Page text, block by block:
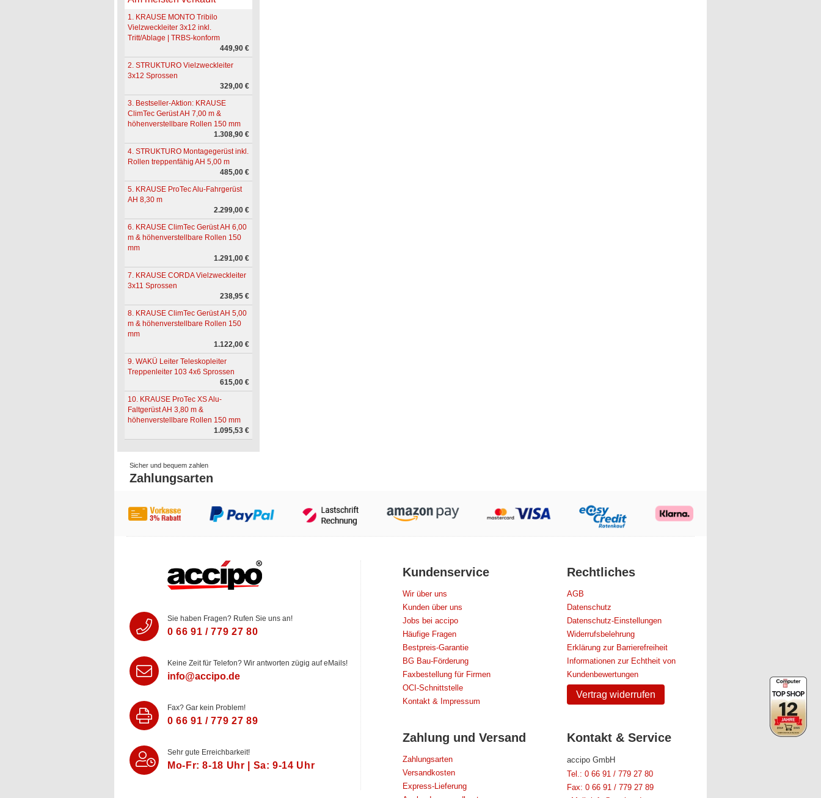
1. KRAUSE MONTO Tribilo
Vielzweckleiter 3x12 inkl.
Tritt/Ablage | TRBS-konform
449,90 €
2. STRUKTURO Vielzweckleiter
3x12 Sprossen
329,00 €
3. Bestseller-Aktion: KRAUSE
ClimTec Gerüst AH 7,00 m &
höhenverstellbare Rollen 150 mm
1.308,90 €
4. STRUKTURO Montagegerüst inkl.
Rollen treppenfähig AH 5,00 m
485,00 €
5. KRAUSE ProTec Alu-Fahrgerüst
AH 8,30 m
2.299,00 €
6. KRAUSE ClimTec Gerüst AH 6,00
m & höhenverstellbare Rollen 150
mm
1.291,00 €
7. KRAUSE CORDA Vielzweckleiter
3x11 Sprossen
238,95 €
8. KRAUSE ClimTec Gerüst AH 5,00
m & höhenverstellbare Rollen 150
mm
1.122,00 €
9. WAKÜ Leiter Teleskopleiter
Treppenleiter 103 4x6 Sprossen
615,00 €
10. KRAUSE ProTec XS Alu-
Faltgerüst AH 3,80 m &
höhenverstellbare Rollen 150 mm
1.095,53 €
Sicher und bequem zahlen
Zahlungsarten
Sie haben Fragen? Rufen Sie uns an!
0 66 91 / 779 27 80
Keine Zeit für Telefon? Wir antworten zügig auf eMails!
info@accipo.de
Fax? Gar kein Problem!
0 66 91 / 779 27 89
Sehr gute Erreichbarkeit!
Mo-Fr: 8‑18 Uhr | Sa: 9‑14 Uhr
Kundenservice
Wir über uns
Kunden über uns
Jobs bei accipo
Häufige Fragen
Bestpreis-Garantie
BG Bau-Förderung
Faxbestellung für Firmen
OCI-Schnittstelle
Kontakt & Impressum
Rechtliches
AGB
Datenschutz
Datenschutz-Einstellungen
Widerrufsbelehrung
Erklärung zur Barrierefreiheit
Informationen zur Echtheit von
Kundenbewertungen
Vertrag widerrufen
Zahlung und Versand
Zahlungsarten
Versandkosten
Express-Lieferung
Kontakt & Service
accipo GmbH
Tel.: 0 66 91 / 779 27 80
Fax: 0 66 91 / 779 27 89